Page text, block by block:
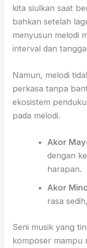
kita siulkan saat
bahkan setelah
menyusun melodi
interval dan
Namun, melodi
perkasa tanpa
ekosistem
pada melodi.
Akor
dengan
harapan.
Akor
rasa
Seni musik yang
komposer mampu